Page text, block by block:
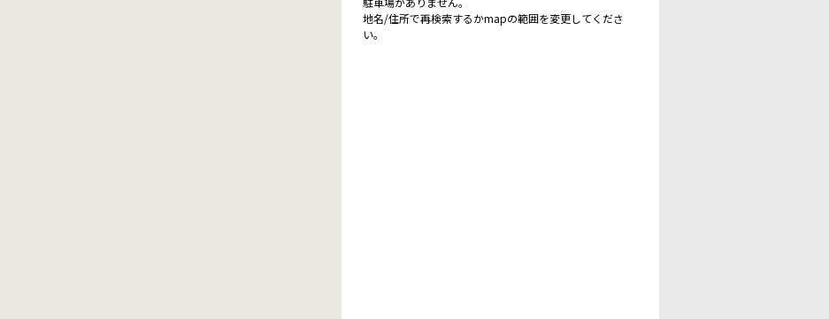
地名/住所で再検索するかmapの範囲を変更してくださ
い。